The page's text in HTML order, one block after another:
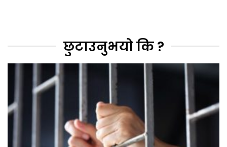
छुटाउनुभयो कि ?